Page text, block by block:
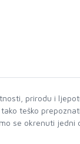
prirodu i
teško
se okrenuti jedni